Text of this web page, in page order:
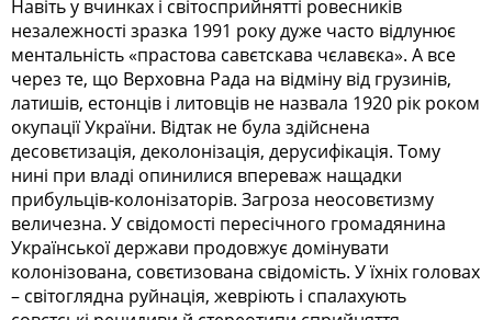
Навіть у вчинках і світосприйнятті ровесників
незалежності зразка 1991 року дуже часто відлунює
ментальність «прастова савєтскава чєлавєка». А все
через те, що Верховна Рада на відміну від грузинів,
латишів, естонців і литовців не назвала 1920 рік роком
окупації України. Відтак не була здійснена
десовєтизація, деколонізація, дерусифікація. Тому
нині при владі опинилися впереваж нащадки
прибульців-колонізаторів. Загроза неосовєтизму
величезна. У свідомості пересічного громадянина
Української держави продовжує домінувати
колонізована, совєтизована свідомість. У їхніх головах
– світогля­дна руйнація, жевріють і спалахують